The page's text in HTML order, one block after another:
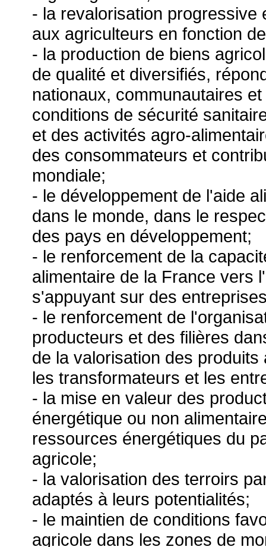
- la revalorisation progressive
aux agriculteurs en fonction
- la production de biens
de qualité et diversifiés,
nationaux, communautaires
conditions de sécurité
et des activités agro-
des consommateurs et
mondiale;
- le développement de l'aide
dans le monde, dans le
des pays en développement;
- le renforcement de la
alimentaire de la France vers
s'appuyant sur des
- le renforcement de
producteurs et des filières
de la valorisation des
les transformateurs et les
- la mise en valeur des
énergétique ou non
ressources énergétiques du
agricole;
- la valorisation des terroirs
adaptés à leurs potentialités;
- le maintien de conditions
agricole dans les zones de